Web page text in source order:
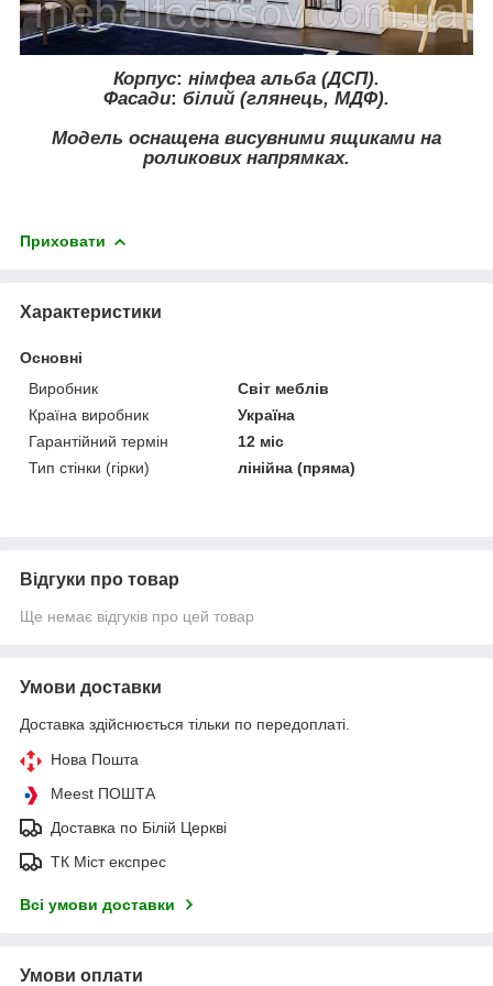
Корпус: німфеа альба (ДСП).
Фасади: білий (глянець, МДФ).
Модель оснащена висувними ящиками на
роликових напрямках.
Приховати
Характеристики
Основні
Виробник
Світ меблів
Країна виробник
Україна
Гарантійний термін
12 міс
Тип стінки (гірки)
лінійна (пряма)
Відгуки про товар
Ще немає відгуків про цей товар
Умови доставки
Доставка здійснюється тільки по передоплаті.
Нова Пошта
Meest ПОШТА
Доставка по Білій Церкві
ТК Міст експрес
Всі умови доставки
Умови оплати